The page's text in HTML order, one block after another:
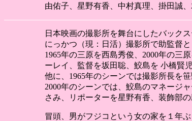
由佑子、星野有香、中村真理、掛田誠
日本映画の撮影所を舞台にしたバックス
にっかつ（現：日活）撮影所で助監督
1965年の三原を西島秀俊、2000年の三
ーレイ、監督を坂田聡、鮫島を 小橋賢
他に、1965年のシーンでは撮影所長を
2000年のシーンでは、鮫島のマネージ
さみ、リポーターを星野有香、装飾部
冒頭、男がフジコという女の家を１年